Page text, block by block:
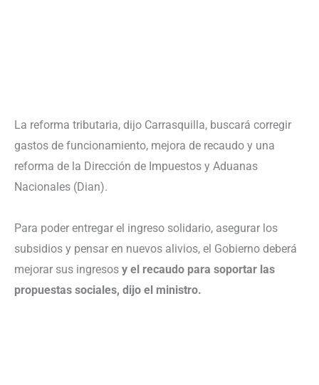
La reforma tributaria, dijo Carrasquilla, buscará corregir
gastos de funcionamiento, mejora de recaudo y una
reforma de la Dirección de Impuestos y Aduanas
Nacionales (Dian).
Para poder entregar el ingreso solidario, asegurar los
subsidios y pensar en nuevos alivios, el Gobierno deberá
mejorar sus ingresos y el recaudo para soportar las
propuestas sociales, dijo el ministro.